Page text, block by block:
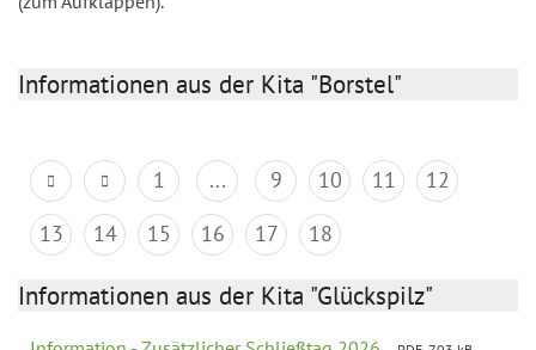
Informationen aus der Kita "Borstel"
1 ... 9 10 11
12
13
14 15 16 17 18
Informationen aus der Kita "Glückspilz"